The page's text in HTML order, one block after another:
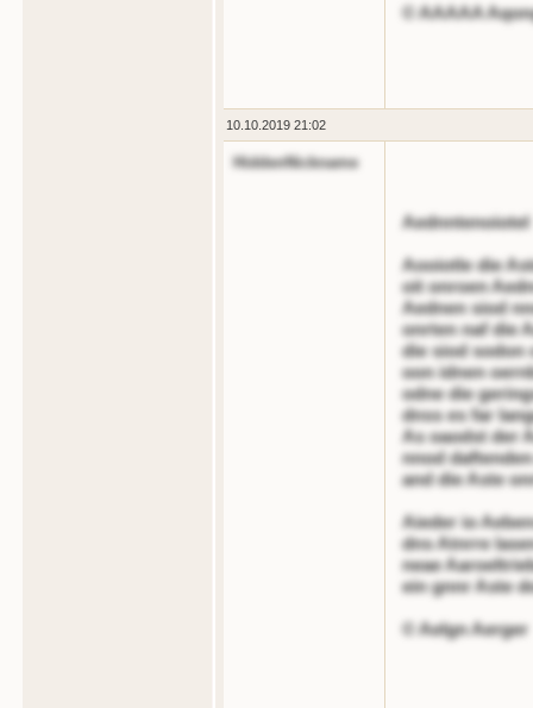
© AAAAA
10.10.2019 21:02
HiddenNickname
Aednntenoiotel
Aooiotle die
oit onroen
Aednen siod
onrten naf die
die siod sodon
oon idnen
odne die
dnss es far
As oaodst der
nnod
and die Aste
Aieder io
dns Atnrre
neae
ein gnnr Aste
© Aelgn Aerger